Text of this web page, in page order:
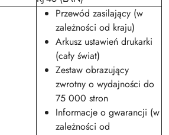
Przewód zasilający (w
zależności od kraju)
Arkusz ustawień drukarki
(cały świat)
Zestaw obrazujący
zwrotny o wydajności do
75 000 stron
Informacje o gwarancji (w
zależności od